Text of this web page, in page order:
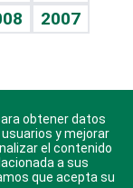
2007
iOS y
obtener datos
y mejorar
el contenido
a sus
que acepta su